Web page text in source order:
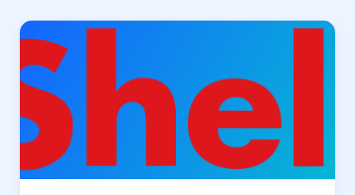
Karte
News
Ratgeber
Werbung